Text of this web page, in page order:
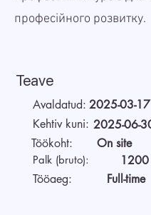
професійного розвитку.
Teave
Avaldatud: 2025-03-17
Kehtiv kuni: 2025-06-
Töökoht:
On site
Palk (bruto):
1200
Tööaeg:
Full-time